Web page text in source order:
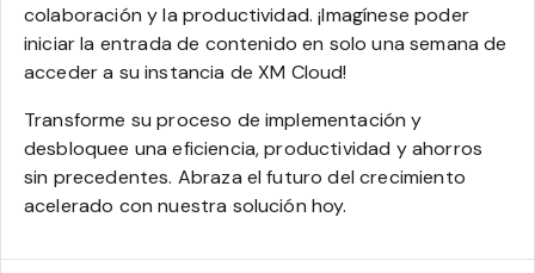
colaboración y la productividad. ¡Imagínese poder
iniciar la entrada de contenido en solo una semana de
acceder a su instancia de XM Cloud!
Transforme su proceso de implementación y
desbloquee una eficiencia, productividad y ahorros
sin precedentes. Abraza el futuro del crecimiento
acelerado con nuestra solución hoy.